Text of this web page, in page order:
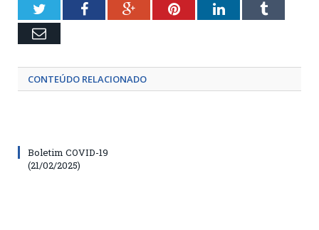
TwitterFacebookGoogle+PinterestLinkedInTumblr
Email
CONTEÚDO RELACIONADO
Boletim COVID-19
(21/02/2025)